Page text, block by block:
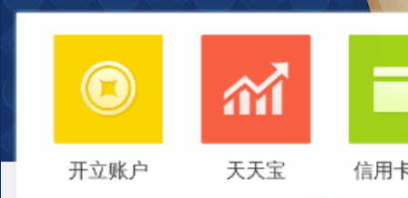
开立账户 天天宝 信用